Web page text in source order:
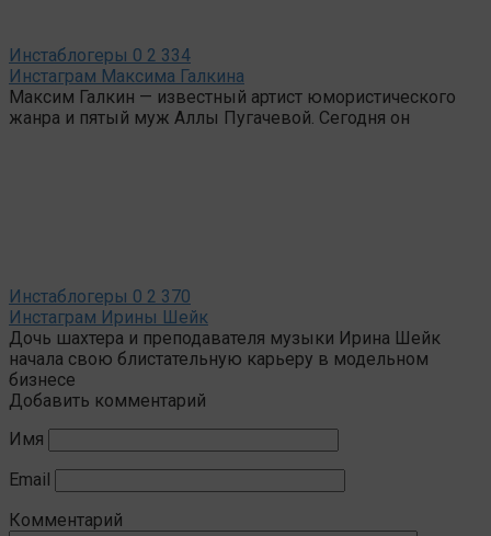
Инстаблогеры 0 2 334
Инстаграм Максима Галкина
Максим Галкин — известный артист юмористического
жанра и пятый муж Аллы Пугачевой. Сегодня он
Инстаблогеры 0 2 370
Инстаграм Ирины Шейк
Дочь шахтера и преподавателя музыки Ирина Шейк
начала свою блистательную карьеру в модельном
бизнесе
Добавить комментарий
Имя
Email
Комментарий